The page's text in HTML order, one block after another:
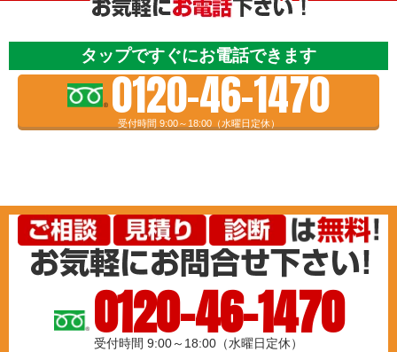
タップですぐにお電話できます
0120-46-1470
受付時間 9:00～18:00（水曜日定休）
0120-46-1470
受付時間 9:00～18:00（水曜日定休）